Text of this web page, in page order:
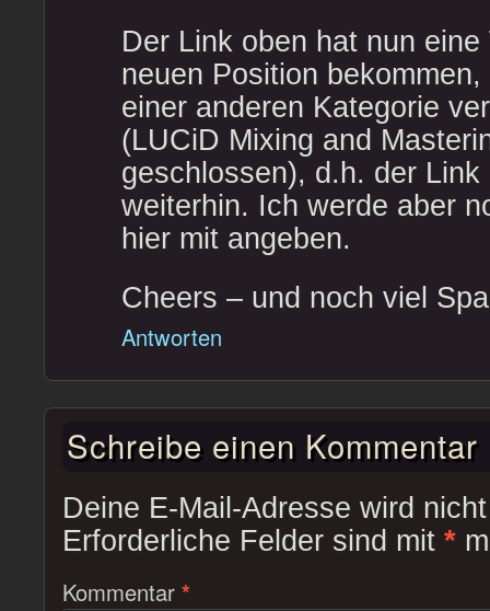
Der Link oben hat nun
neuen Position
einer anderen Kategorie
(LUCiD Mixing and
geschlossen), d.h. der
weiterhin. Ich werde aber
hier mit angeben.
Cheers – und noch viel
Antworten
Schreibe einen Kommentar
Deine E-Mail-Adresse wird
Erforderliche Felder sind mit *
Kommentar *